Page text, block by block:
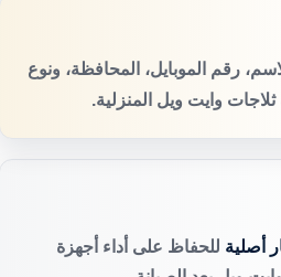
رقم الموبايل، المحافظة، ونوع
وايت ويل المنزلية.
أصلية للحفاظ على أداء أجهزة